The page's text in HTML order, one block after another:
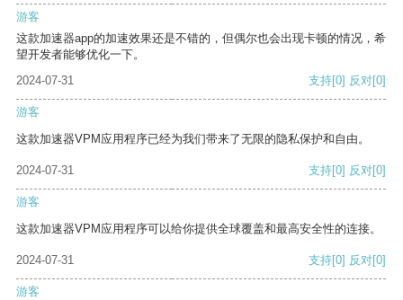
游客
这款加速器app的加速效果还是不错的，但偶尔也会出现卡顿的情况，希
望开发者能够优化一下。
2024-07-31
支持[0] 反对[0]
游客
这款加速器VPM应用程序已经为我们带来了无限的隐私保护和自由。
2024-07-31 支持[0] 反对[0]
游客
这款加速器VPM应用程序可以给你提供全球覆盖和最高安全性的连接。
2024-07-31 支持[0] 反对[0]
游客